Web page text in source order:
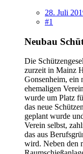
28. Juli
#1
Neubau
Die
zurzeit in Mainz
Gonsenheim, ein
ehemaligen
wurde um Platz
das neue
geplant wurde
Verein selbst,
das aus
wird. Neben den